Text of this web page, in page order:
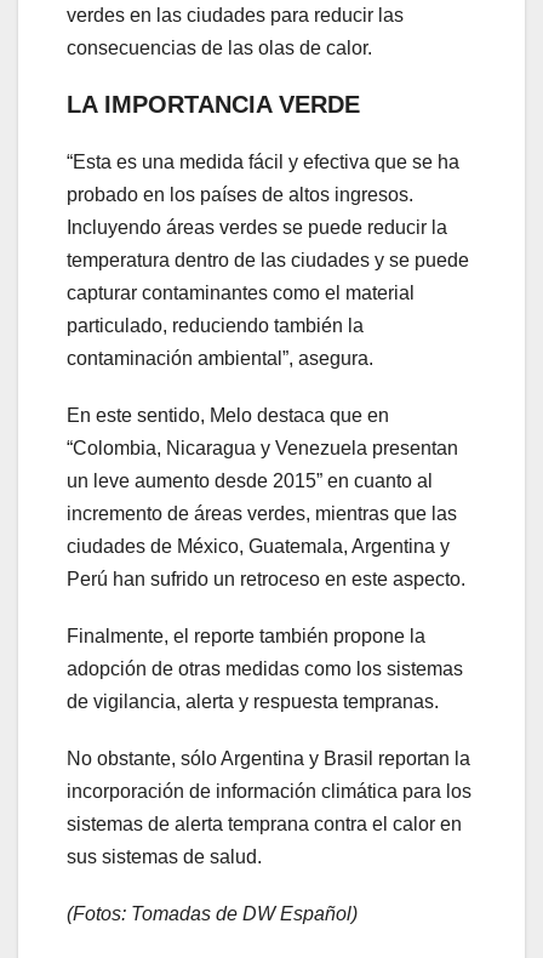
verdes en las ciudades para reducir las
consecuencias de las olas de calor.
LA IMPORTANCIA VERDE
“Esta es una medida fácil y efectiva que se ha
probado en los países de altos ingresos.
Incluyendo áreas verdes se puede reducir la
temperatura dentro de las ciudades y se puede
capturar contaminantes como el material
particulado, reduciendo también la
contaminación ambiental”, asegura.
En este sentido, Melo destaca que en
“Colombia, Nicaragua y Venezuela presentan
un leve aumento desde 2015” en cuanto al
incremento de áreas verdes, mientras que las
ciudades de México, Guatemala, Argentina y
Perú han sufrido un retroceso en este aspecto.
Finalmente, el reporte también propone la
adopción de otras medidas como los sistemas
de vigilancia, alerta y respuesta tempranas.
No obstante, sólo Argentina y Brasil reportan la
incorporación de información climática para los
sistemas de alerta temprana contra el calor en
sus sistemas de salud.
(Fotos: Tomadas de DW Español)